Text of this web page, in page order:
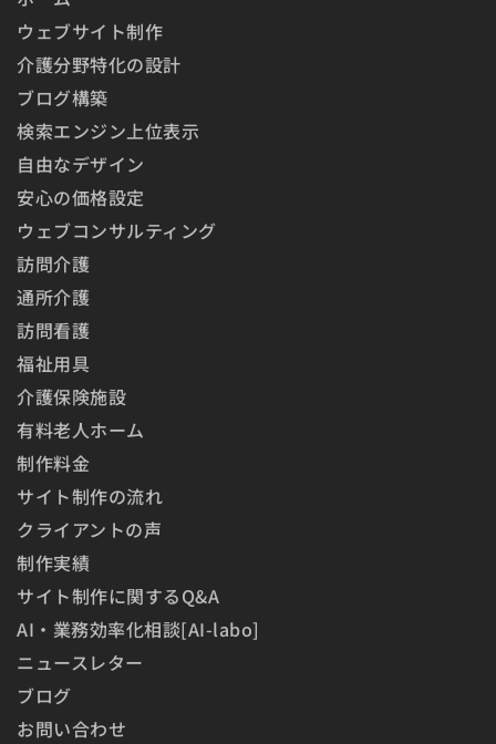
ウェブサイト制作
介護分野特化の設計
ブログ構築
検索エンジン上位表示
自由なデザイン
安心の価格設定
ウェブコンサルティング
訪問介護
通所介護
訪問看護
福祉用具
介護保険施設
有料老人ホーム
制作料金
サイト制作の流れ
クライアントの声
制作実績
サイト制作に関するQ&A
AI・業務効率化相談[AI-labo]
ニュースレター
ブログ
お問い合わせ